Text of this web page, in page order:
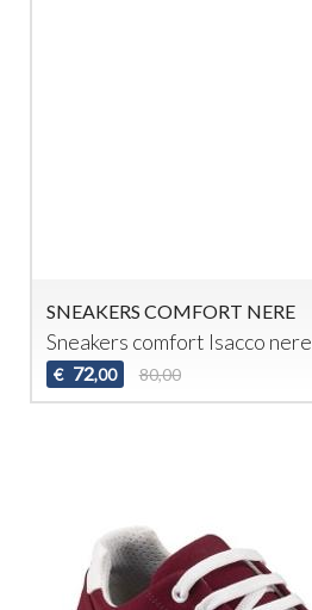
SNEAKERS COMFORT NERE
Sneakers comfort Isacco nere
€ 72,00 80,00